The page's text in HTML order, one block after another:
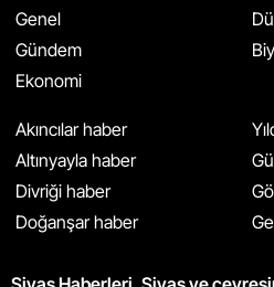
Genel
Gündem
Ekonomi
Akıncılar haber
Altınyayla haber
Divriği haber
Doğanşar haber